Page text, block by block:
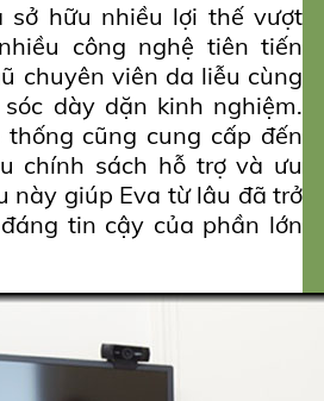
sở hữu nhiều lợi thế vượt
công nghệ tiên tiến
chuyên viên da liễu cùng
dày dặn kinh nghiệm.
cũng cung cấp đến
chính sách hỗ trợ và ưu
này giúp Eva từ lâu đã trở
tin cậy của phần lớn